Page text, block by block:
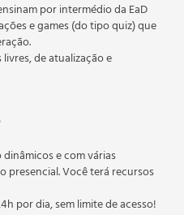
EstrategistaO
o SucessoO Estilo
Estilo
Zuker o estilo vendedor é
IdealistaPara
por intermédio da EaD
e games (do tipo quiz) que
de atualização e
a proporcionar ao
o desenvolvimento de
da política nacional de
cursos de graduação e
profissionalizantes são
de Educação.
e com várias
presencial. Você terá recursos
por dia, sem limite de acesso!